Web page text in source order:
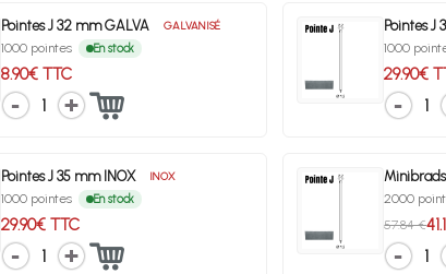
Pointes J 32 mm GALVA GALVANISÉ
1000 pointes En stock
8.90€ TTC
1
Pointes J
1000
29.90€
1
Pointes J 35 mm INOX INOX
1000 pointes En stock
29.90€ TTC
1
2000
57.84 €
1